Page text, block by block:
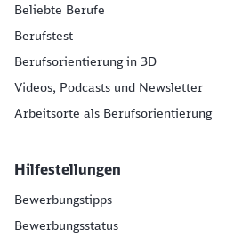
Beliebte Berufe
Berufstest
Berufsorientierung in 3D
Videos, Podcasts und Newsletter
Arbeitsorte als Berufsorientierung
Hilfestellungen
Bewerbungstipps
Bewerbungsstatus